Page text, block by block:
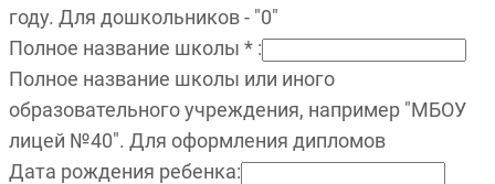
году. Для дошкольников - "0"
Полное название школы * :
Полное название школы или иного
образовательного учреждения, например "МБОУ
лицей №40". Для оформления дипломов
Дата рождения ребенка: